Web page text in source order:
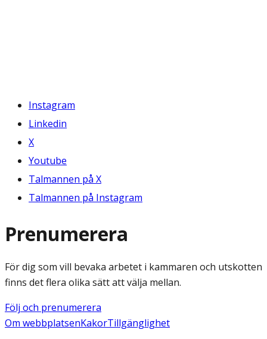
Instagram
Linkedin
X
Youtube
Talmannen på X
Talmannen på Instagram
Prenumerera
För dig som vill bevaka arbetet i kammaren och utskotten
finns det flera olika sätt att välja mellan.
Följ och prenumerera
Om webbplatsenKakorTillgänglighet